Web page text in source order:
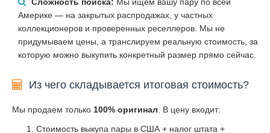
Америке — на закрытых распродажах, у частных
коллекционеров и проверенных реселлеров. Мы не
придумываем цены, а транслируем реальную стоимость, за
которую можно выкупить конкретный размер прямо сейчас.
Из чего складывается итоговая стоимость?
Мы продаем только 100% оригинал . В цену входит:
Стоимость выкупа пары в США + налог штата +